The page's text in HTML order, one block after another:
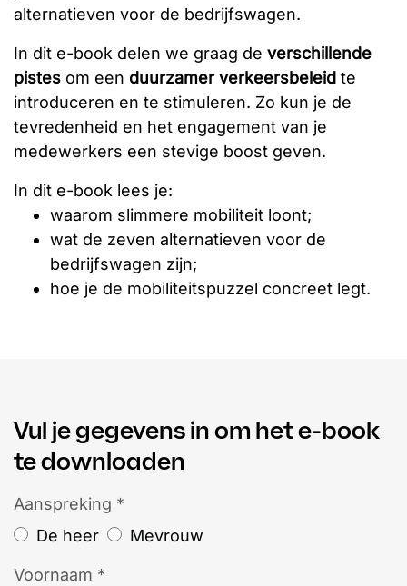
alternatieven voor de bedrijfswagen.
In dit e-book delen we graag de verschillende
pistes om een duurzamer verkeersbeleid te
introduceren en te stimuleren. Zo kun je de
tevredenheid en het engagement van je
medewerkers een stevige boost geven.
In dit e-book lees je:
waarom slimmere mobiliteit loont;
wat de zeven alternatieven voor de
bedrijfswagen zijn;
hoe je de mobiliteitspuzzel concreet legt.
Vul je gegevens in om het e-book
te downloaden
Aanspreking *
De heer
Mevrouw
Voornaam *